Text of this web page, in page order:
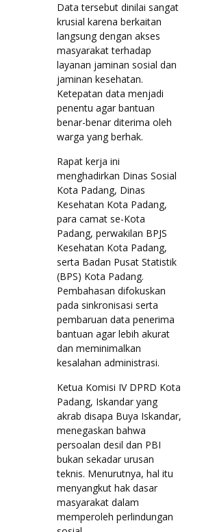
Data tersebut dinilai sangat
krusial karena berkaitan
langsung dengan akses
masyarakat terhadap
layanan jaminan sosial dan
jaminan kesehatan.
Ketepatan data menjadi
penentu agar bantuan
benar-benar diterima oleh
warga yang berhak.
Rapat kerja ini
menghadirkan Dinas Sosial
Kota Padang, Dinas
Kesehatan Kota Padang,
para camat se-Kota
Padang, perwakilan BPJS
Kesehatan Kota Padang,
serta Badan Pusat Statistik
(BPS) Kota Padang.
Pembahasan difokuskan
pada sinkronisasi serta
pembaruan data penerima
bantuan agar lebih akurat
dan meminimalkan
kesalahan administrasi.
Ketua Komisi IV DPRD Kota
Padang, Iskandar yang
akrab disapa Buya Iskandar,
menegaskan bahwa
persoalan desil dan PBI
bukan sekadar urusan
teknis. Menurutnya, hal itu
menyangkut hak dasar
masyarakat dalam
memperoleh perlindungan